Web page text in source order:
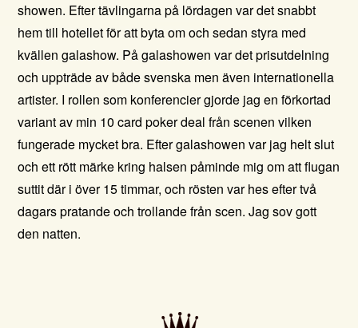
showen. Efter tävlingarna på lördagen var det snabbt
hem till hotellet för att byta om och sedan styra med
kvällen galashow. På galashowen var det prisutdelning
och uppträde av både svenska men även internationella
artister. I rollen som konferencier gjorde jag en förkortad
variant av min 10 card poker deal från scenen vilken
fungerade mycket bra. Efter galashowen var jag helt slut
och ett rött märke kring halsen påminde mig om att flugan
suttit där i över 15 timmar, och rösten var hes efter två
dagars pratande och trollande från scen. Jag sov gott
den natten.